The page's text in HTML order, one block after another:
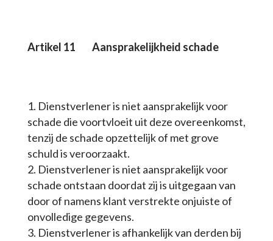
Artikel 11 Aansprakelijkheid schade
Dienstverlener is niet aansprakelijk voor
schade die voortvloeit uit deze overeenkomst,
tenzij de schade opzettelijk of met grove
schuld is veroorzaakt.
Dienstverlener is niet aansprakelijk voor
schade ontstaan doordat zij is uitgegaan van
door of namens klant verstrekte onjuiste of
onvolledige gegevens.
Dienstverlener is afhankelijk van derden bij